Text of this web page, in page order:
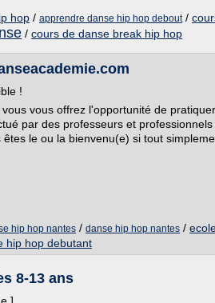
hop / apprendre danse hip hop debout/
/ cours de danse break hip hop
!
vous offrez l'opportunité de
par des professeurs et professionnels
le ou la bienvenu(e) si tout
hip hop nantes / danse hip hop nantes /
hip hop debutant
8-13 ans